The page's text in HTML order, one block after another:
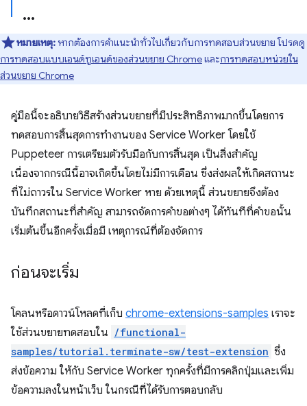
หมายเหตุ: หากต้องการคำแนะนำทั่วไปเกี่ยวกับการทดสอบส่วนขยาย โปรดดู
การทดสอบแบบเอนด์ทูเอนด์ของส่วนขยาย Chromeและการทดสอบหน่วยใน
ส่วนขยาย Chrome
คู่มือนี้จะอธิบายวิธีสร้างส่วนขยายที่มีประสิทธิภาพมากขึ้นโดยการ
ทดสอบการสิ้นสุดการทำงานของ Service Worker โดยใช้
Puppeteer การเตรียมตัวรับมือกับการสิ้นสุด เป็นสิ่งสำคัญ
เนื่องจากกรณีนี้อาจเกิดขึ้นโดยไม่มีการเตือน ซึ่งส่งผลให้เกิดสถานะ
ที่ไม่ถาวรใน Service Worker หาย ด้วยเหตุนี้ ส่วนขยายจึงต้อง
บันทึกสถานะที่สำคัญ สามารถจัดการคำขอต่างๆ ได้ทันทีที่คำขอนั้น
เริ่มต้นขึ้นอีกครั้งเมื่อมี เหตุการณ์ที่ต้องจัดการ
ก่อนจะเริ่ม
โคลนหรือดาวน์โหลดที่เก็บ chrome-extensions-samples เราจะ
ใช้ส่วนขยายทดสอบใน /functional-
samples/tutorial.terminate-sw/test-extension ซึ่ง
ส่งข้อความ ให้กับ Service Worker ทุกครั้งที่มีการคลิกปุ่มและเพิ่ม
ข้อความลงในหน้าเว็บ ในกรณีที่ได้รับการตอบกลับ